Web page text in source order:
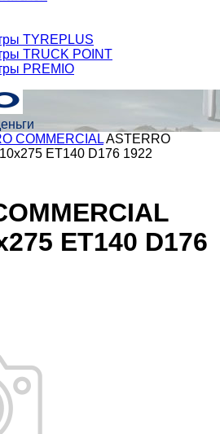
TYREPLUS
TRUCK POINT
PREMIO
COMMERCIALASTERRO
ET140 D176 1922
ET140 D176